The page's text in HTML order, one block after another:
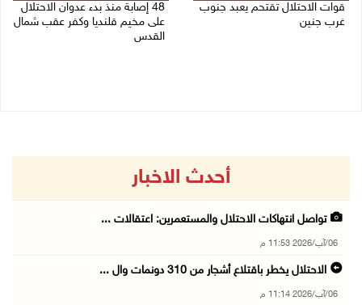
قوات الاحتلال تقتحم يعبد جنوب
غرب جنين
48 إصابة منذ بدء عدوان الاحتلال
على مخيم قلنديا وكفر عقب شمال
القدس
أحدث الاخبار
تواصل انتهاكات الاحتلال والمستعمرين: اعتقالات ...
06/آب/2026 11:53 م
الاحتلال يخطر باقتلاع أشجار من 310 دونمات وال ...
06/آب/2026 11:14 م